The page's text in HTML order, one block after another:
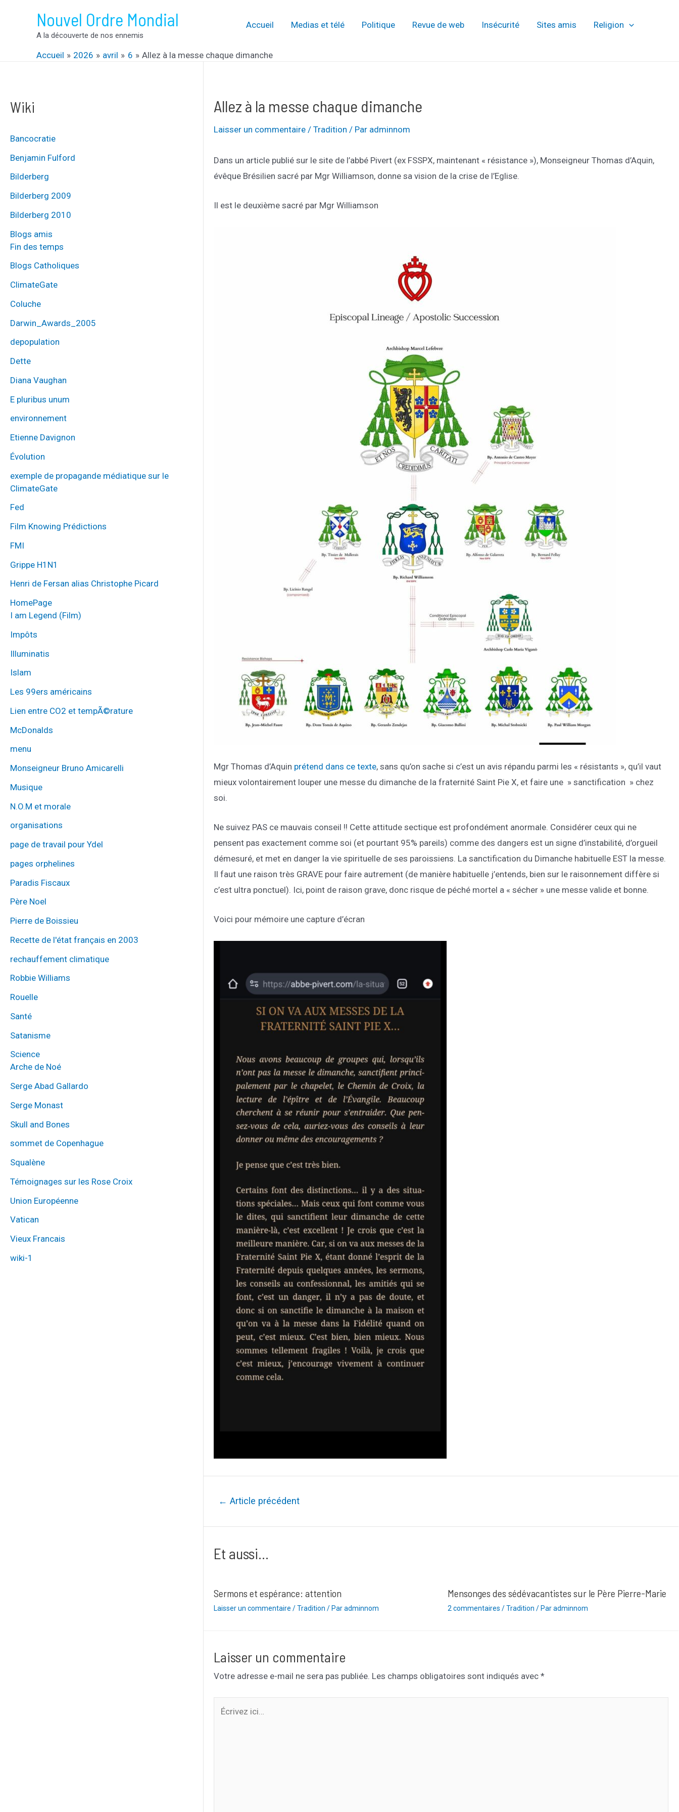
Nouvel Ordre Mondial
A la découverte de nos ennemis
Accueil Medias et télé Politique Revue de web Insécurité Sites amis Religion
Accueil 2026 avril 6 Allez à la messe chaque dimanche
Wiki
Bancocratie
Benjamin Fulford
Bilderberg
Bilderberg 2009
Bilderberg 2010
Blogs amis
Fin des temps
Blogs Catholiques
ClimateGate
Coluche
Darwin_Awards_2005
depopulation
Dette
Diana Vaughan
E pluribus unum
environnement
Etienne Davignon
Évolution
exemple de propagande médiatique sur le
ClimateGate
Fed
Film Knowing Prédictions
FMI
Grippe H1N1
Henri de Fersan alias Christophe Picard
HomePage
I am Legend (Film)
Impôts
Illuminatis
Islam
Les 99ers américains
Lien entre CO2 et tempÃ©rature
McDonalds
menu
Monseigneur Bruno Amicarelli
Musique
N.O.M et morale
organisations
page de travail pour Ydel
pages orphelines
Paradis Fiscaux
Père Noel
Pierre de Boissieu
Recette de l'état français en 2003
rechauffement climatique
Robbie Williams
Rouelle
Santé
Satanisme
Science
Arche de Noé
Serge Abad Gallardo
Serge Monast
Skull and Bones
sommet de Copenhague
Squalène
Témoignages sur les Rose Croix
Union Européenne
Vatican
Vieux Francais
wiki-1
Allez à la messe chaque dimanche
Laisser un commentaire /Tradition / Par adminnom
Dans un article publié sur le site de l’abbé Pivert (ex FSSPX, maintenant « résistance »), Monseigneur Thomas d’Aquin,
évêque Brésilien sacré par Mgr Williamson, donne sa vision de la crise de l’Eglise.
Il est le deuxième sacré par Mgr Williamson
Mgr Thomas d’Aquin prétend dans ce texte, sans qu’on sache si c’est un avis répandu parmi les « résistants », qu’il vaut
mieux volontairement louper une messe du dimanche de la fraternité Saint Pie X, et faire une » sanctification » chez
soi.
Ne suivez PAS ce mauvais conseil !! Cette attitude sectique est profondément anormale. Considérer ceux qui ne
pensent pas exactement comme soi (et pourtant 95% pareils) comme des dangers est un signe d’instabilité, d’orgueil
démesuré, et met en danger la vie spirituelle de ses paroissiens. La sanctification du Dimanche habituelle EST la messe.
Il faut une raison très GRAVE pour faire autrement (de manière habituelle j’entends, bien sur le raisonnement diffère si
c’est ultra ponctuel). Ici, point de raison grave, donc risque de péché mortel a « sécher » une messe valide et bonne.
Voici pour mémoire une capture d’écran
Navigation
← Article précédent
Et aussi...
Sermons et espérance: attention
Laisser un commentaire /Tradition / Paradminnom
Mensonges des sédévacantistes sur le Père Pierre-Marie
2 commentaires /Tradition / Paradminnom
Laisser un commentaire
Votre adresse e-mail ne sera pas publiée. Les champs obligatoires sont indiqués avec*